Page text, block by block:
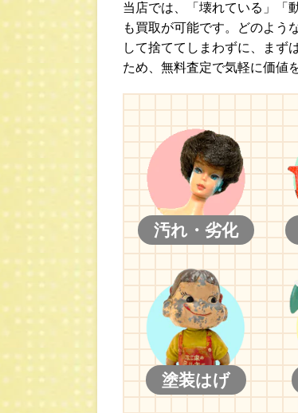
当店では、「壊れている」「
も買取が可能です。どのよう
して捨ててしまわずに、まず
ため、無料査定で気軽に価値
汚れ・劣化
塗装はげ